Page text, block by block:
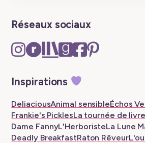
Réseaux sociaux
Instagram
–
tab
Ravelry
–
tab
The
Storygraph
New
tab
Goodreads
–
tab
Facebook
–
Pinterest
Inspirations
DeliaciousAnimal sensibleÉchos
Frankie's PicklesLa tournée de
Dame FannyL'HerboristeLa Lune
Deadly BreakfastRaton Rêveur